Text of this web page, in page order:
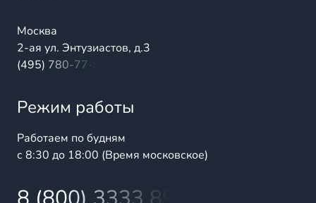
Москва
2-ая ул. Энтузиастов, д.3
(495) 780-77-98
Режим работы
Работаем по будням
с 8:30 до 18:00 (Время московское)